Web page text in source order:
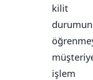
kilit
işlem